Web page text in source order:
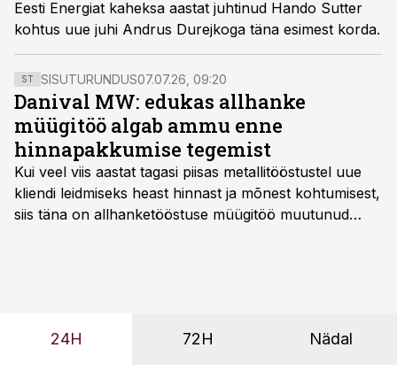
Eesti Energiat kaheksa aastat juhtinud Hando Sutter
kohtus uue juhi Andrus Durejkoga täna esimest korda.
ST SISUTURUNDUS07.07.26, 09:20
Danival MW: edukas allhanke
müügitöö algab ammu enne
hinnapakkumise tegemist
Kui veel viis aastat tagasi piisas metallitööstustel uue
kliendi leidmiseks heast hinnast ja mõnest kohtumisest,
siis täna on allhanketööstuse müügitöö muutunud
24H 72H Nädal